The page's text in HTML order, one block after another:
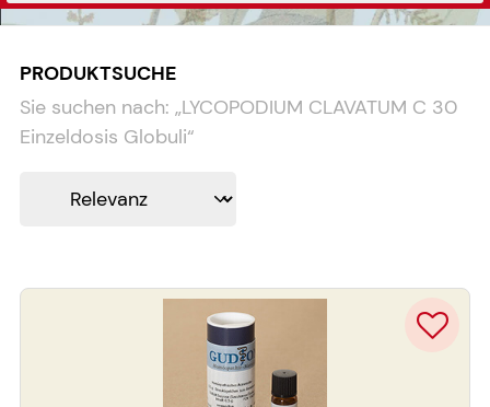
PRODUKTSUCHE
Sie suchen nach: „LYCOPODIUM CLAVATUM C 30
Einzeldosis Globuli“